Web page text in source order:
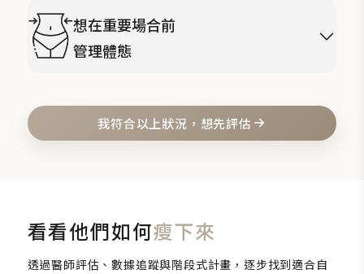
想在重要場合前
管理體態
我符合以上狀況，想先評估
看看他們如何瘦下來
透過醫師評估、數據追蹤與階段式計畫，逐步找到適合自